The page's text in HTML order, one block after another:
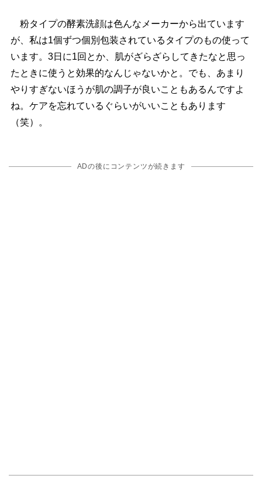
粉タイプの酵素洗顔は色んなメーカーから出ています
が、私は1個ずつ個別包装されているタイプのもの使って
います。3日に1回とか、肌がざらざらしてきたなと思っ
たときに使うと効果的なんじゃないかと。でも、あまり
りすぎないほうが肌の調子が良いこともあるんですよ
ね。ケアを忘れているぐらいがいいこともあります
（笑）。
ADの後にコンテンツが続きます